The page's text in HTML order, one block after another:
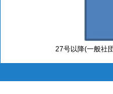
27号以降(一般社